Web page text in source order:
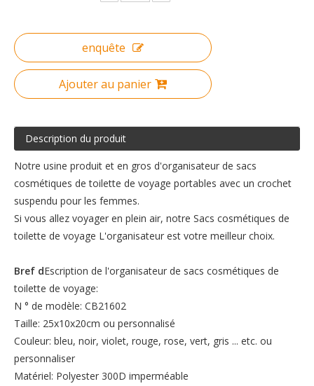
enquête
Ajouter au panier
Description du produit
Notre usine produit et en gros d'organisateur de sacs
cosmétiques de toilette de voyage portables avec un crochet
suspendu pour les femmes.
Si vous allez voyager en plein air, notre Sacs cosmétiques de
toilette de voyage L'organisateur est votre meilleur choix.
Bref dEscription de l'organisateur de sacs cosmétiques de
toilette de voyage:
N ° de modèle: CB21602
Taille: 25x10x20cm ou personnalisé
Couleur: bleu, noir, violet, rouge, rose, vert, gris ... etc. ou
personnaliser
Matériel: Polyester 300D imperméable